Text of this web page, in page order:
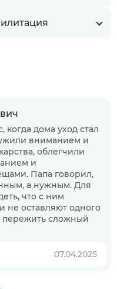
дома уход стал
вниманием и
облегчили
и
Папа говорил,
а нужным. Для
что с ним
не оставляют одного
пережить сложный
07.04.2025
в